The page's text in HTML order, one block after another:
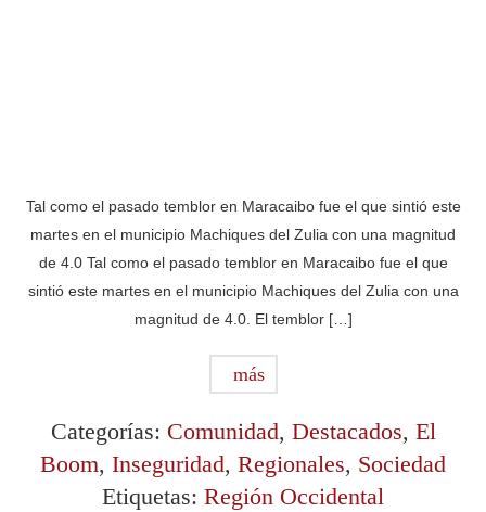
Tal como el pasado temblor en Maracaibo fue el que sintió este
martes en el municipio Machiques del Zulia con una magnitud
de 4.0 Tal como el pasado temblor en Maracaibo fue el que
sintió este martes en el municipio Machiques del Zulia con una
magnitud de 4.0. El temblor […]
más
Categorías: Comunidad, Destacados, El
Boom, Inseguridad, Regionales, Sociedad
Etiquetas: Región Occidental